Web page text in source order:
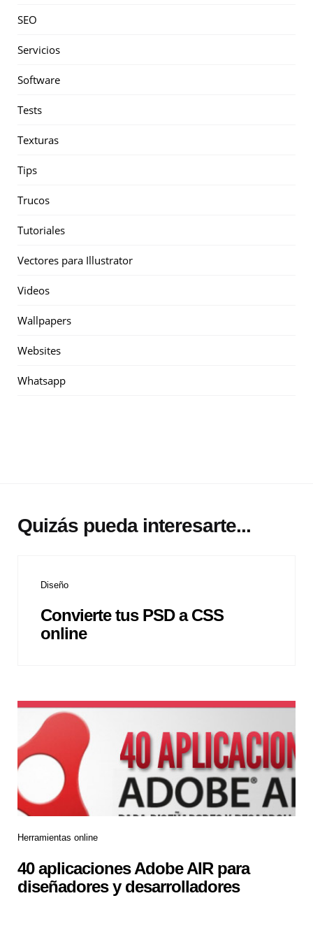
SEO
Servicios
Software
Tests
Texturas
Tips
Trucos
Tutoriales
Vectores para Illustrator
Videos
Wallpapers
Websites
Whatsapp
Quizás pueda interesarte...
Diseño
Convierte tus PSD a CSS
online
Herramientas online
40 aplicaciones Adobe AIR para
diseñadores y desarrolladores